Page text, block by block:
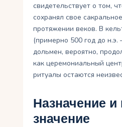
свидетельствует о том,
сохранял свое
протяжении веков. В
(примерно 500 год до н.э.
дольмен, вероятно,
как церемониальный
ритуалы остаются
Назначение и
значение